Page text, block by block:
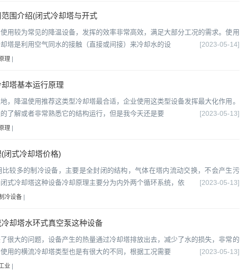
围介绍(闭式冷却塔与开式
用较为常见的降温设备，发挥的效率非常高效，满足大部分工况的需求。使用
塔是利用空气同水的接触（直接或间接）来冷却水的设
[2023-05-14]
理 |
塔基本运行原理
，降温使用推荐这类型冷却塔最合适，企业使用这类型设备发挥最大化作用。
了解或者非常熟悉它的结构运行，但是我今天还是要
[2023-05-13]
理 |
闭式冷却塔价格)
较多的制冷设备，主要是全封闭的结构，气体在塔内流动交换，不会产生污
式冷却塔这种设备冷却原理主要分为内外两个循环系统，依
[2023-05-13]
冷设备 |
却塔水环式真空泵这种设备
很大的问题，设备产生的热量通过冷却塔排放出去，减少了水的损失，非常的
用的横流冷却塔类型也是有很大的不同，根据工况需要
[2023-05-13]
业 |